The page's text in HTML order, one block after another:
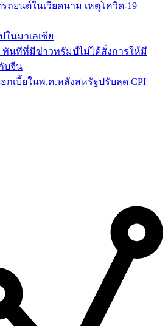
ถยนต์ในเวียดนาม เหตุโควิด-19
ในมาเลเซีย
ทันทีที่มีข่าวทรัมป์ไม่ได้สั่งการให้มี
บจีน
กเบี้ยในพ.ค.หลังสหรัฐปรับลด CPI